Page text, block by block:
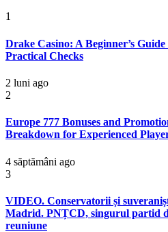
1
Drake Casino: A Beginner’s
Practical Checks
2 luni ago
2
Europe 777 Bonuses and
Breakdown for Experienced
4 săptămâni ago
3
VIDEO. Conservatorii și
Madrid. PNȚCD, singurul partid
reuniune